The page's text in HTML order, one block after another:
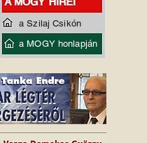
a Szilaj Csikón
a MOGY honlapján